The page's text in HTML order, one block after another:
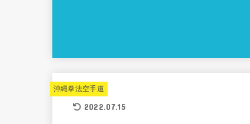
沖縄拳法空手道
2022.07.15